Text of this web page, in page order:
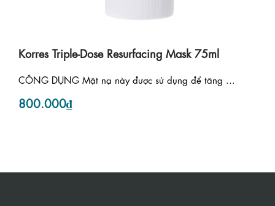
Korres Triple-Dose Resurfacing Mask 75ml
CÔNG DỤNG Mặt nạ này được sử dụng để tăng ...
800.000₫